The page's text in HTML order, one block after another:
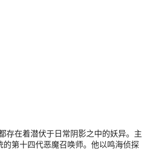
存在着潜伏于日常阴影之中的妖异。主
第十四代恶魔召唤师。他以鸣海侦探